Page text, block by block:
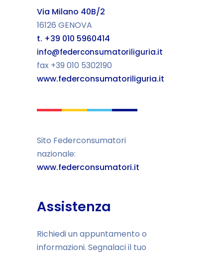
Via Milano 40B/2
16126 GENOVA
t. +39 010 5960414
info@federconsumatoriliguria.it
fax +39 010 5302190
www.federconsumatoriliguria.it
Sito Federconsumatori
nazionale:
www.federconsumatori.it
Assistenza
Richiedi un appuntamento o
informazioni. Segnalaci il tuo